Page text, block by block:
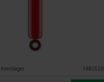
hverdager 1482520